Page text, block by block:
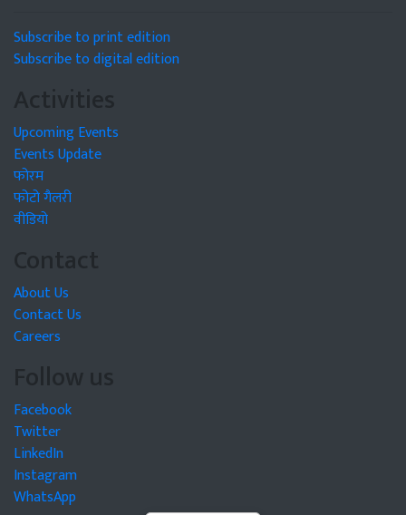
Subscribe to print edition
Subscribe to digital edition
Activities
Upcoming Events
Events Update
फोरम
फोटो गैलरी
वीडियो
Contact
About Us
Contact Us
Careers
Follow us
Facebook
Twitter
LinkedIn
Instagram
WhatsApp